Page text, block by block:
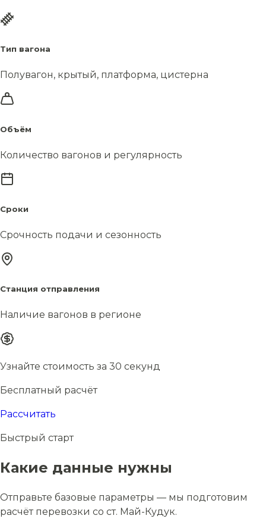
Тип вагона
Полувагон, крытый, платформа, цистерна
Объём
Количество вагонов и регулярность
Сроки
Срочность подачи и сезонность
Станция отправления
Наличие вагонов в регионе
Узнайте стоимость за 30 секунд
Бесплатный расчёт
Рассчитать
Быстрый старт
Какие данные нужны
Отправьте базовые параметры — мы подготовим
расчёт перевозки со ст. Май-Кудук.